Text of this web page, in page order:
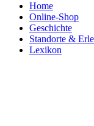
Home
Online-Shop
Geschichte
Standorte &
Lexikon